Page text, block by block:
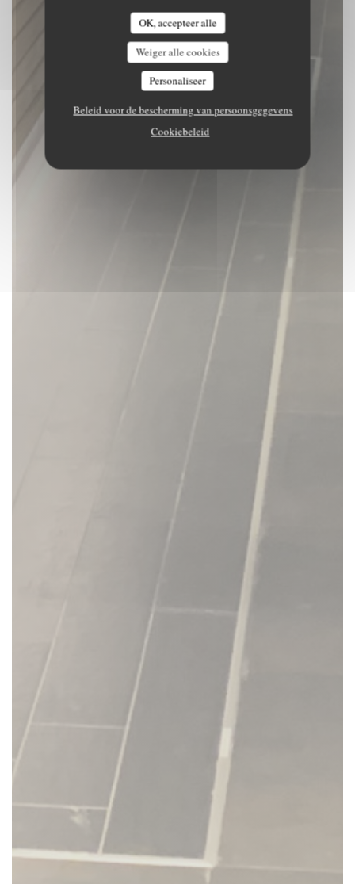
OK, accepteer alle
Weiger alle cookies
Personaliseer
Beleid voor de bescherming van persoonsgegevens
Cookiebeleid